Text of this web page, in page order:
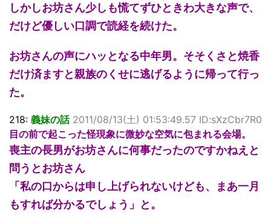
しかしお坊さん少しも慌てずひときわ大きな声で、
だけど優しい口調で読経を続けた。
お坊さんの声にハッとなる中年男。そそくさと焼香
だけ済ますと親族のくせに逃げるように帰って行っ
た。
218: 義妹の話 2011/08/13(土) 01:53:49.57 ID:sXzCbr7R0
目の前で起こった怪現象に微妙な空気に包まれる会場。
喪主の長男がお坊さんに何事だったのですかねえと
問うとお坊さん
「私の口からは申し上げられないけども、まあ一月
もすれば分かるでしょう」と。